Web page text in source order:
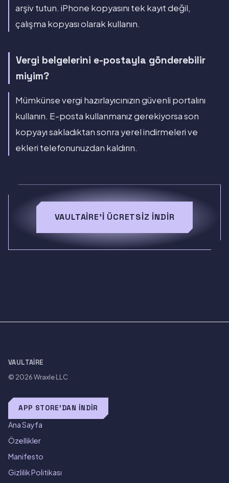
arşiv tutun. iPhone kopyasını tek kayıt değil,
çalışma kopyası olarak kullanın.
Vergi belgelerini e-postayla gönderebilir
miyim?
Mümkünse vergi hazırlayıcınızın güvenli portalını
kullanın. E-posta kullanmanız gerekiyorsa son
kopyayı sakladıktan sonra yerel indirmeleri ve
ekleri telefonunuzdan kaldırın.
VAULTAIRE'I ÜCRETSIZ INDIR
VAULTAIRE
© 2026Wraxle LLC
APP STORE'DAN İNDIR
Ana Sayfa
Özellikler
Manifesto
Gizlilik Politikası